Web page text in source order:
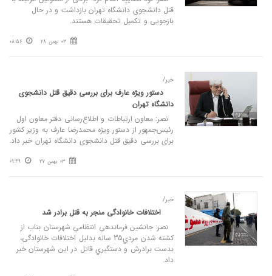
قتل دانشجوی دانشگاه تهران بازداشت و در حال
بازجویی و تکمیل تحقیقات هستند.
03 بهمن 28 08:56
خبر/
دستور ویژه عارف برای بررسی دقیق قتل دانشجوی
دانشگاه تهران
نصر: معاون ارتباطات و اطلاع‌رسانی دفتر معاون اول
رئیس‌جمهور از دستور ویژه محمدرضا عارف به وزیر کشور
برای بررسی دقیق قتل دانشجوی دانشگاه تهران خبر داد.
03 بهمن 27 09:49
خبر/
اختلافات خانوادگی منجر به قتل برادر شد
نصر: جانشين فرماندهي انتظامي شهرستان بناب از
کشته شدن مردي35 ساله بدليل اختلافات خانوادگی،
بدست برادرش و دستگيري قاتل در اين شهرستان خبر
داد.